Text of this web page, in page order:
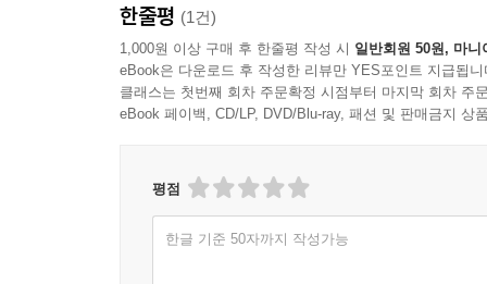
이 책에는 쉬운정보가 실제로 어떻게 만들어지
있습니다. 그간 자신의 노동 조건을 제대로 이
노동자가 ‘쉬운 근로계약서’ 덕에 처음으로 타
공보물에 적힌 공약이 무슨 의미인지 이해하지 못
저자는 쉬운정보가 ‘좋은 일’, 즉 시혜적인 공익
서비스로 자리잡아야 한다고 이야기합니다. 그
한줄평 (1건)
1,000원 이상 구매 후 한줄평 작성 시 일반회원 50원, 마니
eBook은 다운로드 후 작성한 리뷰만 YES포인트 지급됩니
클래스는 첫번째 회차 주문확정 시점부터 마지막 회차 주
eBook 페이백, CD/LP, DVD/Blu-ray, 패션 및 판매금지 상
평점
한글 기준 50자까지 작성가능